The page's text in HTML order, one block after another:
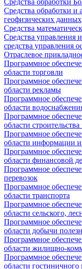
Средства обработки
Средства обработки и
геофизических данных
Средства
Средства управления
средства
Отраслевое
Программное
области торговли
Программное
области рекламы
Программное
области
Программное
области
Программное
области информации и
Программное
области финансовой
Программное
перевозок
Программное
области транспорта
Программное
области сельского,
Программное
области добычи
Программное
области жилищно-
Программное
области гостиничного